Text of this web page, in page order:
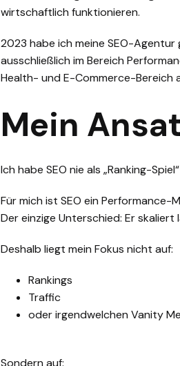
wirtschaftlich funktionieren.
2023 habe ich meine SEO-
ausschließlich im Bereich
Health- und E-Commerce-Bereich
Mein
Ich habe SEO nie als „Ranking-
Für mich ist SEO ein Performance-
Der einzige Unterschied: Er
Deshalb liegt mein Fokus nicht auf:
Rankings
Traffic
oder irgendwelchen Vanity
Sondern auf: